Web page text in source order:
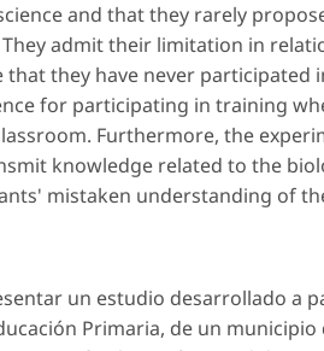
and that they rarely
admit their limitation in
they have never participated
for participating in training
Furthermore, the
knowledge related to the
mistaken understanding of
un estudio desarrollado a
Primaria, de un municipio